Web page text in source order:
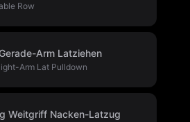
Row
Arm Latziehen
Arm Lat Pulldown
Weitgriff Nacken-Latzug